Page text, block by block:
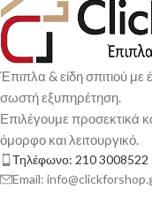
Έπιπλα & είδη σπιτιού με
σωστή εξυπηρέτηση.
Επιλέγουμε προσεκτικά
όμορφο και λειτουργικό.
Τηλέφωνο: 210 3008522
Email: